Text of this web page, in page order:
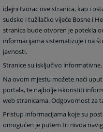
idejni tvorac ove stranica, kao i
sudsko i tužilačko vijeće Bosne i
stranica bude otvoren je potekla
informacijama sistematizuje i na
javnosti.
Stranice su isključivo informativne.
Na ovom mjestu možete naći
portala, te najbolje iskoristiti
web stranicama. Odgovornost za
Pristup informacijama koje su
omogućen je putem tri nivoa